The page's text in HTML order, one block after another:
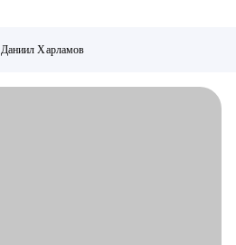
Даниил Харламов